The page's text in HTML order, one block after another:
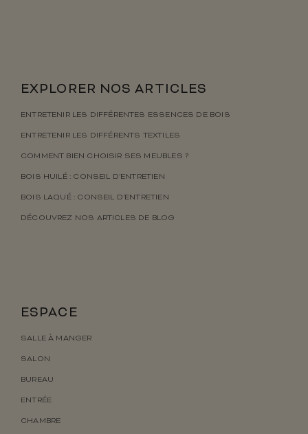
EXPLORER NOS ARTICLES
ENTRETENIR LES DIFFÉRENTES ESSENCES DE BOIS
ENTRETENIR LES DIFFÉRENTS TEXTILES
COMMENT BIEN CHOISIR SES MEUBLES ?
BOIS HUILÉ : CONSEIL D’ENTRETIEN
BOIS LAQUÉ : CONSEIL D’ENTRETIEN
DÉCOUVREZ NOS ARTICLES DE BLOG
ESPACE
SALLE À MANGER
SALON
BUREAU
ENTRÉE
CHAMBRE